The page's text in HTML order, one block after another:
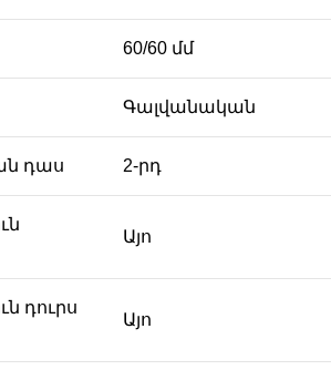
60/60 մմ
Գալվանական
դաս 2-րդ
Այո
դուրս
Այո